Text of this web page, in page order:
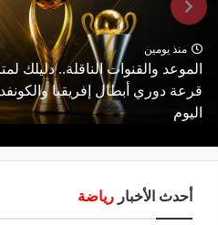
منذ يومين
الموعد والقنوات الناقلة.. دليلك
قرعة دوري أبطال إفريقيا
اليوم
أحدث الأخبار رياضة